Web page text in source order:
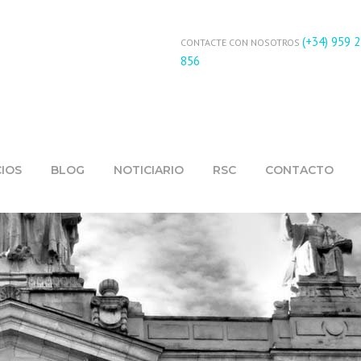
CONTACTE CON NOSOTROS (+34) 959
856
BLOG NOTICIARIO RSC CONTACTO